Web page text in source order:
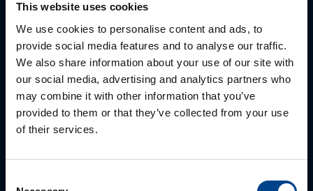
This website uses cookies
We use cookies to personalise content and ads, to
provide social media features and to analyse our traffic.
We also share information about your use of our site with
our social media, advertising and analytics partners who
may combine it with other information that you’ve
provided to them or that they’ve collected from your use
of their services.
Palun võtke meiega ühendust